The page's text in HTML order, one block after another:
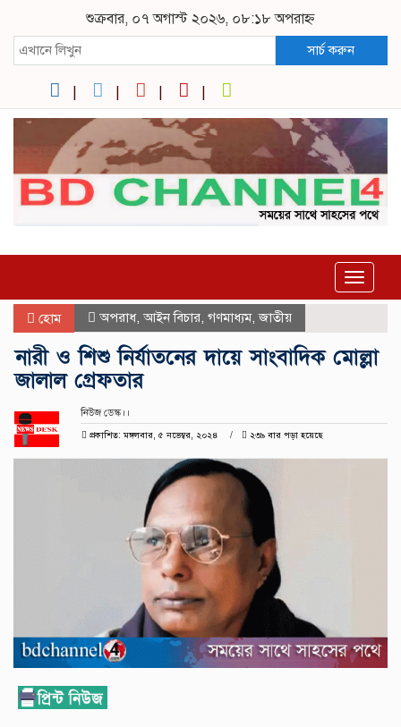
শুক্রবার, ০৭ অগাস্ট ২০২৬, ০৮:১৮ অপরাহ্ন
সার্চ করুন
Toggle
হোম অপরাধ, আইন বিচার, গণমাধ্যম,জাতীয়
নারী ও শিশু নির্যাতনের দায়ে সাংবাদিক মোল্লা
জালাল গ্রেফতার
নিউজ ডেস্ক।।
প্রকাশিত: মঙ্গলবার, ৫ নভেম্বর, ২০২৪
২৩৯ বার পড়া হয়েছে